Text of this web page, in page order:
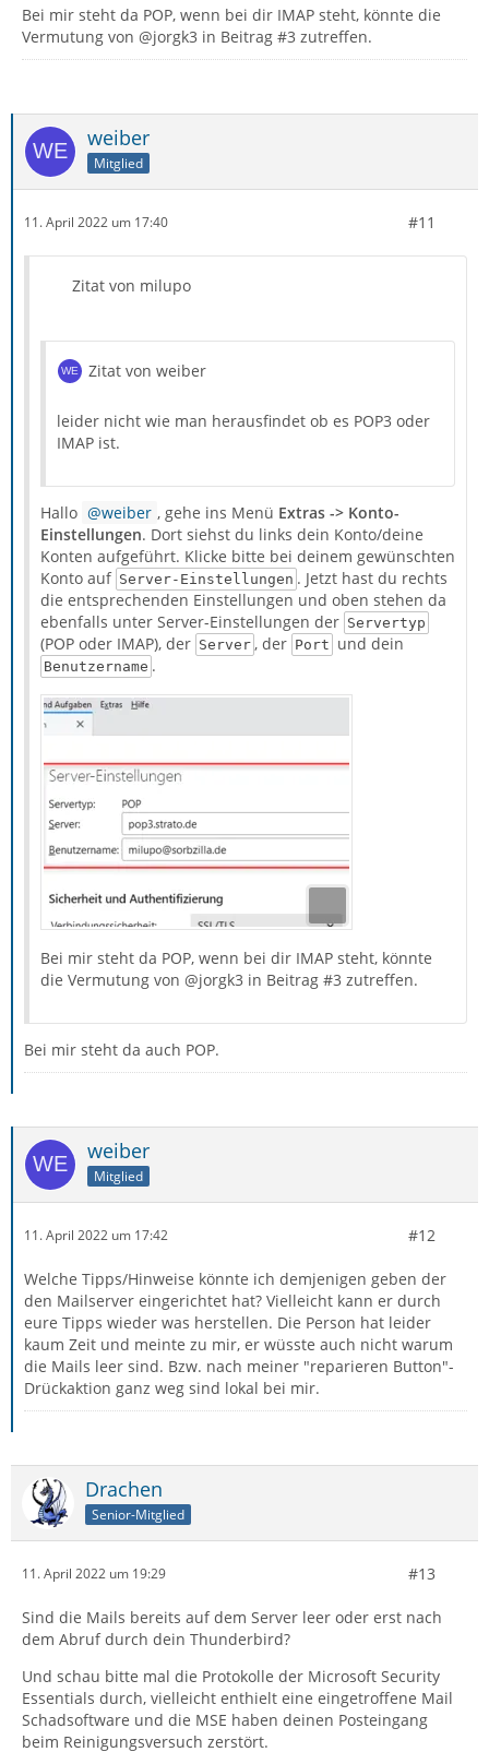
Bei mir steht da POP, wenn bei dir IMAP steht, könnte die
Vermutung von @jorgk3 in Beitrag #3 zutreffen.
weiber
Mitglied
11. April 2022 um 17:40 #11
Zitat von milupo
Zitat von weiber
leider nicht wie man herausfindet ob es POP3 oder
IMAP ist.
Hallo weiber , gehe ins Menü Extras -> Konto-
Einstellungen. Dort siehst du links dein Konto/deine
Konten aufgeführt. Klicke bitte bei deinem gewünschten
Konto auf Server-Einstellungen . Jetzt hast du rechts
die entsprechenden Einstellungen und oben stehen da
ebenfalls unter Server-Einstellungen der Servertyp
(POP oder IMAP), der Server , der Port und dein
Benutzername .
Bei mir steht da POP, wenn bei dir IMAP steht, könnte
die Vermutung von @jorgk3 in Beitrag #3 zutreffen.
Bei mir steht da auch POP.
weiber
Mitglied
11. April 2022 um 17:42 #12
Welche Tipps/Hinweise könnte ich demjenigen geben der
den Mailserver eingerichtet hat? Vielleicht kann er durch
eure Tipps wieder was herstellen. Die Person hat leider
kaum Zeit und meinte zu mir, er wüsste auch nicht warum
die Mails leer sind. Bzw. nach meiner "reparieren Button"-
Drückaktion ganz weg sind lokal bei mir.
Drachen
Senior-Mitglied
11. April 2022 um 19:29 #13
Sind die Mails bereits auf dem Server leer oder erst nach
dem Abruf durch dein Thunderbird?
Und schau bitte mal die Protokolle der Microsoft Security
Essentials durch, vielleicht enthielt eine eingetroffene Mail
Schadsoftware und die MSE haben deinen Posteingang
beim Reinigungsversuch zerstört.